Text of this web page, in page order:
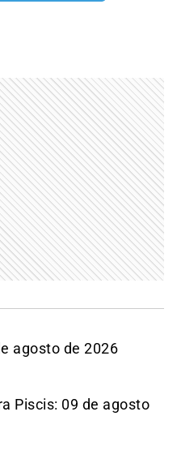
agosto de 2026
Piscis: 09 de agosto